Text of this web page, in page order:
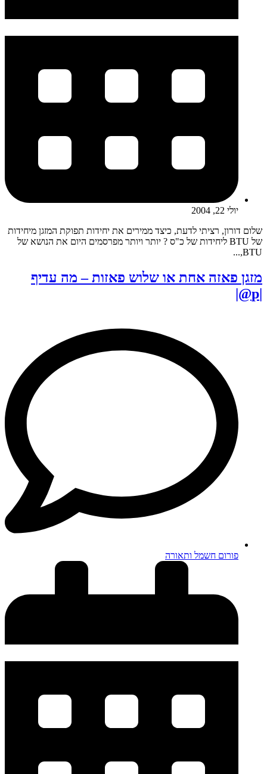
יולי 22, 2004
שלום דורון, רציתי לדעת, כיצד ממירים את יחידות תפוקת המזגן מיחידות
של BTU ליחידות של כ"ס ? יותר ויותר מפרסמים היום את הנושא של
BTU,...
מזגן פאזה אחת או שלוש פאזות – מה עדיף
|p@|
פורום חשמל ותאורה